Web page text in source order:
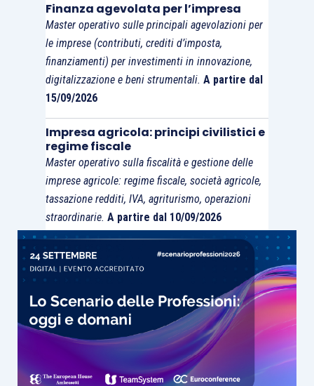
Finanza agevolata per l’impresa
Master operativo sulle principali agevolazioni per
le imprese (contributi, crediti d’imposta,
finanziamenti) per investimenti in innovazione,
digitalizzazione e beni strumentali. A partire dal
15/09/2026
Impresa agricola: principi civilistici e
regime fiscale
Master operativo sulla fiscalità e gestione delle
imprese agricole: regime fiscale, società agricole,
tassazione redditi, IVA, agriturismo, operazioni
straordinarie. A partire dal 10/09/2026